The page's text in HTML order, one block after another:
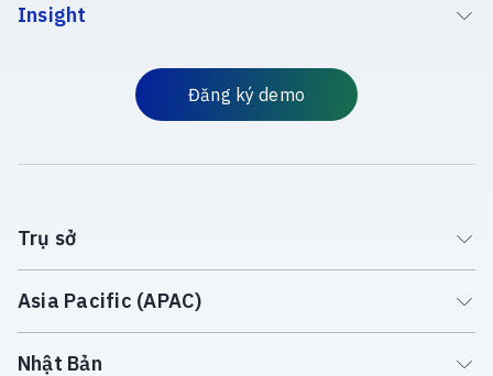
Insight
Đăng ký demo
Trụ sở
Asia Pacific (APAC)
Nhật Bản